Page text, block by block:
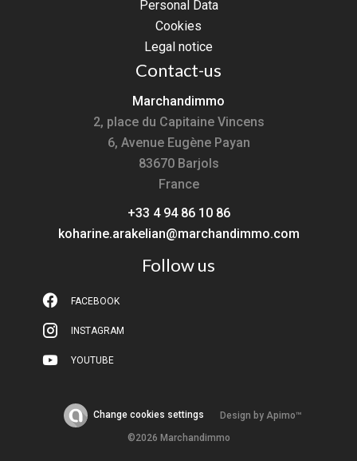
Personal Data
Cookies
Legal notice
Contact-us
Marchandimmo
2, place du Capitaine Vincens
6, Avenue Eugène Payan
83670Barjols
France
+33 4 94 86 10 86
koharine.arakelian@marchandimmo.com
Follow us
FACEBOOK
INSTAGRAM
YOUTUBE
Change cookies settings Design by Apimo™
©2026 Marchandimmo